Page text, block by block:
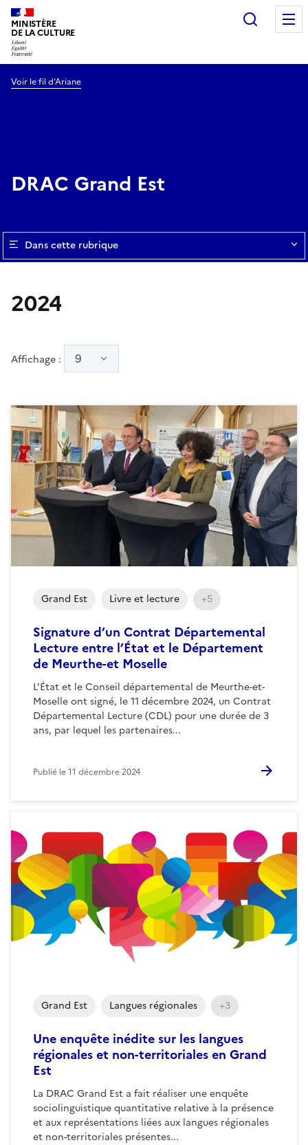
MINISTÈRE
DE LA CULTURE
Voir le fil d’Ariane
DRAC Grand Est
Dans cette rubrique
2024
Affichage : 9
Signature d’un Contrat Départemental
Lecture entre l’État et le Département
de Meurthe-et Moselle
L'État et le Conseil départemental de Meurthe-et-
Moselle ont signé, le 11 décembre 2024, un Contrat
Départemental Lecture (CDL) pour une durée de 3
ans, par lequel les partenaires...
Grand Est Livre et lecture +5
Publié le11 décembre 2024
Une enquête inédite sur les langues
régionales et non-territoriales en Grand
Est
La DRAC Grand Est a fait réaliser une enquête
sociolinguistique quantitative relative à la présence
et aux représentations liées aux langues régionales
et non-territoriales présentes...
Grand Est Langues régionales +3